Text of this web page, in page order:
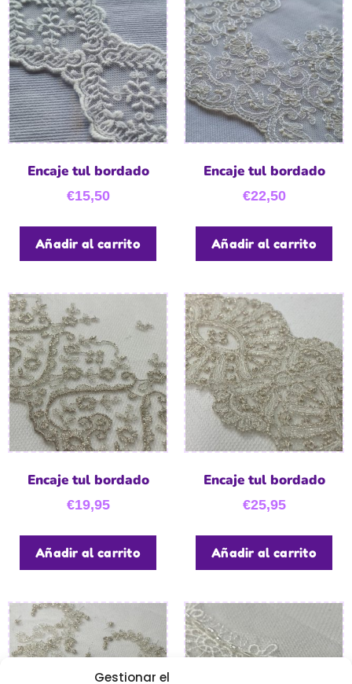
Gestionar el
Encaje tul bordado
€15,50
Añadir al carrito
Encaje tul bordado
€22,50
Añadir al carrito
Encaje tul bordado
€19,95
Añadir al carrito
Encaje tul bordado
€25,95
Añadir al carrito